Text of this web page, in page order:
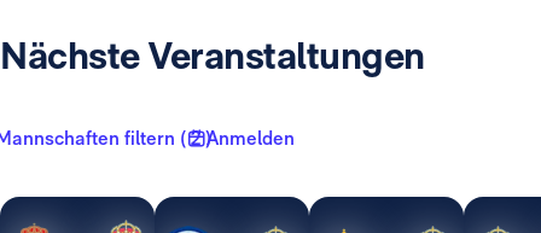
Nächste Veranstaltungen
filtern ( 2 )Anmelden